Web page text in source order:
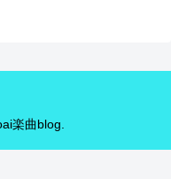
楽曲blog.